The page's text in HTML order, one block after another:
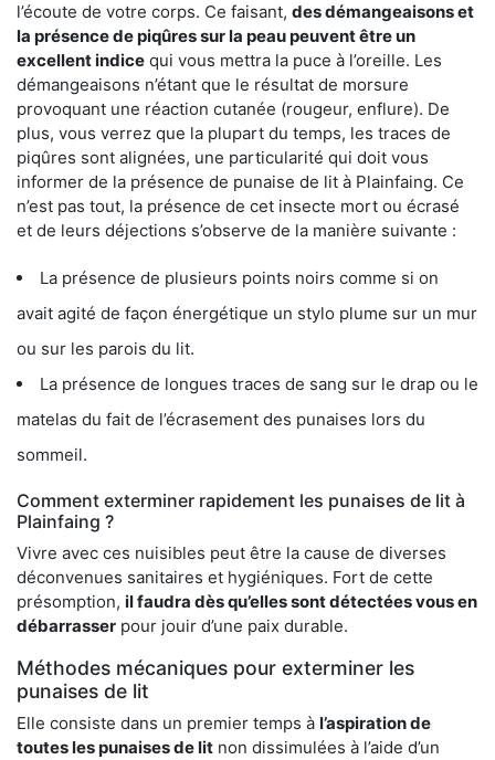
l’écoute de votre corps. Ce faisant, des démangeaisons et
la présence de piqûres sur la peau peuvent être un
excellent indice qui vous mettra la puce à l’oreille. Les
démangeaisons n’étant que le résultat de morsure
provoquant une réaction cutanée (rougeur, enflure). De
plus, vous verrez que la plupart du temps, les traces de
piqûres sont alignées, une particularité qui doit vous
informer de la présence de punaise de lit à Plainfaing. Ce
n’est pas tout, la présence de cet insecte mort ou écrasé
et de leurs déjections s’observe de la manière suivante :
La présence de plusieurs points noirs comme si on
avait agité de façon énergétique un stylo plume sur un mur
ou sur les parois du lit.
La présence de longues traces de sang sur le drap ou le
matelas du fait de l’écrasement des punaises lors du
sommeil.
Comment exterminer rapidement les punaises de lit à
Plainfaing ?
Vivre avec ces nuisibles peut être la cause de diverses
déconvenues sanitaires et hygiéniques. Fort de cette
présomption, il faudra dès qu’elles sont détectées vous en
débarrasser pour jouir d’une paix durable.
Méthodes mécaniques pour exterminer les
punaises de lit
Elle consiste dans un premier temps à l’aspiration de
toutes les punaises de lit non dissimulées à l’aide d’un